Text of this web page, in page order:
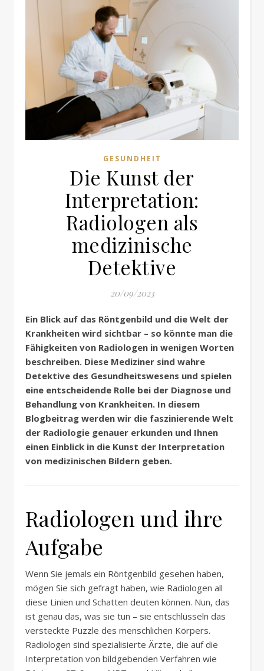
GESUNDHEIT
Die Kunst der
Interpretation:
Radiologen als
medizinische
Detektive
20/09/2023
Ein Blick auf das Röntgenbild und die Welt der
Krankheiten wird sichtbar – so könnte man die
Fähigkeiten von Radiologen in wenigen Worten
beschreiben. Diese Mediziner sind wahre
Detektive des Gesundheitswesens und spielen
eine entscheidende Rolle bei der Diagnose und
Behandlung von Krankheiten. In diesem
Blogbeitrag werden wir die faszinierende Welt
der Radiologie genauer erkunden und Ihnen
einen Einblick in die Kunst der Interpretation
von medizinischen Bildern geben.
Radiologen und ihre
Aufgabe
Wenn Sie jemals ein Röntgenbild gesehen haben,
mögen Sie sich gefragt haben, wie Radiologen all
diese Linien und Schatten deuten können. Nun, das
ist genau das, was sie tun – sie entschlüsseln das
versteckte Puzzle des menschlichen Körpers.
Radiologen sind spezialisierte Ärzte, die auf die
Interpretation von bildgebenden Verfahren wie